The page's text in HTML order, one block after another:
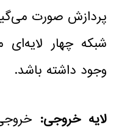
پردازش صورت
شبکه چهار
وجود داشته باشد.
لایه خروجی: